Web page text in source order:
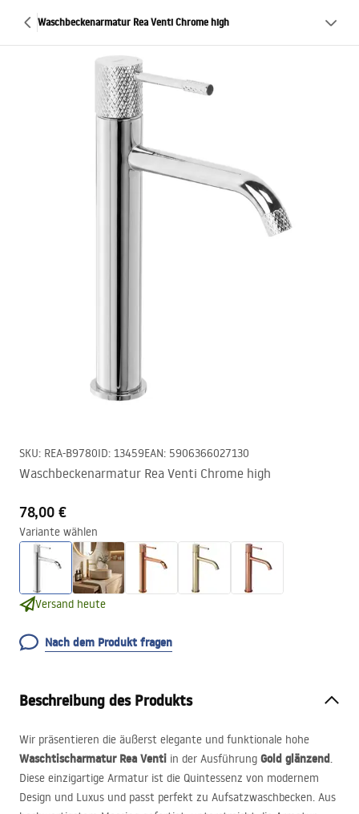
Waschbeckenarmatur Rea Venti Chrome high
SKU: REA-B9780ID: 13459EAN: 5906366027130
Waschbeckenarmatur Rea Venti Chrome high
78,00 €
Variante wählen
Versand heute
Nach dem Produkt fragen
Beschreibung des Produkts
Wir präsentieren die äußerst elegante und funktionale hohe
Waschtischarmatur Rea Venti in der Ausführung Gold glänzend.
Diese einzigartige Armatur ist die Quintessenz von modernem
Design und Luxus und passt perfekt zu Aufsatzwaschbecken. Aus